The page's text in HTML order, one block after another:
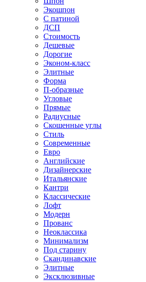
Экошпон
С патиной
ДСП
Стоимость
Дешевые
Дорогие
Эконом-класс
Элитные
Форма
П-образные
Угловые
Прямые
Радиусные
Скошенные углы
Стиль
Современные
Евро
Английские
Дизайнерские
Итальянские
Кантри
Классические
Лофт
Модерн
Прованс
Неоклассика
Минимализм
Под старину
Скандинавские
Элитные
Эксклюзивные